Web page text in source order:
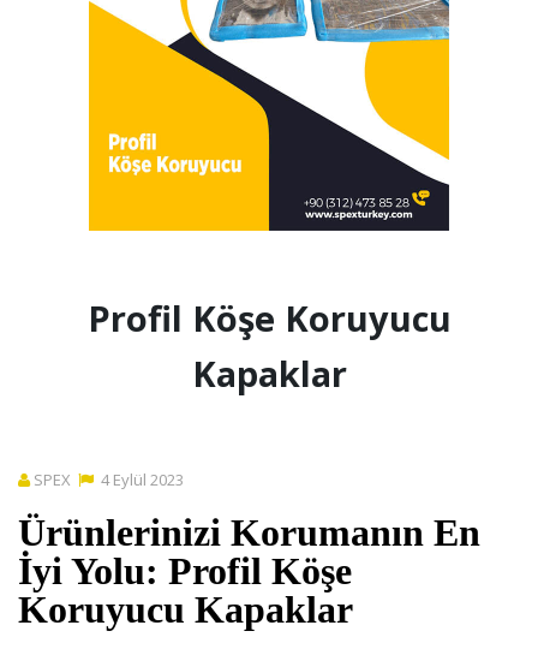
Profil Köşe Koruyucu
Kapaklar
SPEX 4 Eylül 2023
Ürünlerinizi Korumanın En
İyi Yolu: Profil Köşe
Koruyucu Kapaklar